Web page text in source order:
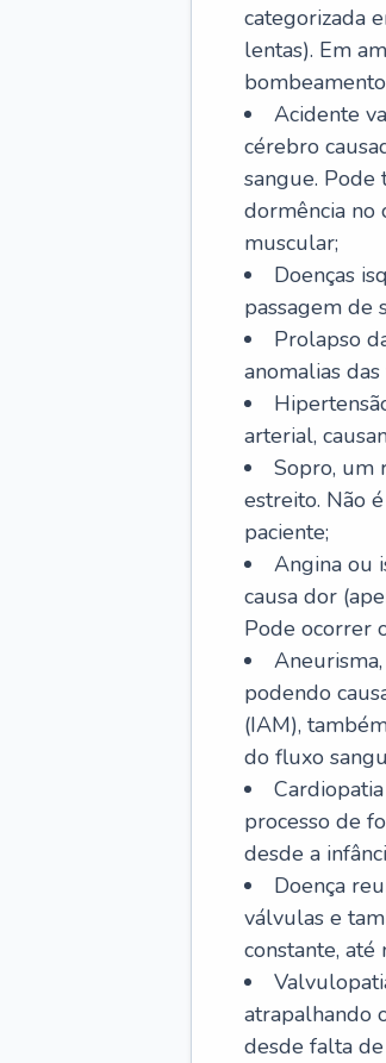
categorizada
lentas). Em
Acidente
cérebro
sangue. Pode
dormência no
muscular;
Doenças
passagem de
Prolapso
anomalias
arterial,
Sopro, um
estreito. Não
paciente;
Angina ou
causa dor
Pode ocorrer
podendo
(IAM),
do fluxo
processo de
desde a
Doença
válvulas e
constante, até
atrapalhando
desde falta de